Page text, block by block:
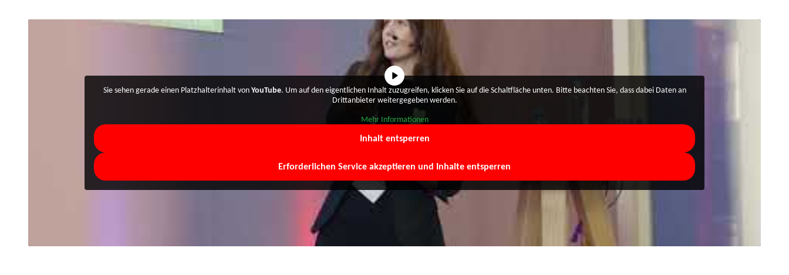
Sie sehen gerade einen Platzhalterinhalt vonYouTube. Um auf den eigentlichen Inhalt zuzugreifen, klicken Sie auf die Schaltfläche unten. Bitte beachten Sie, dass dabei Daten an
Drittanbieter weitergegeben werden.
Mehr Informationen
Inhalt entsperren
Erforderlichen Service akzeptieren und Inhalte entsperren